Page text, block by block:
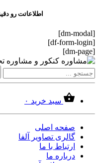
اطلاعاتت رو
[dm-modal]
[df-form-login]
[dm-page]
سبد خرید ۰
صفحه اصلی
گالری تصاویر آلفا
ارتباط با ما
درباره ما